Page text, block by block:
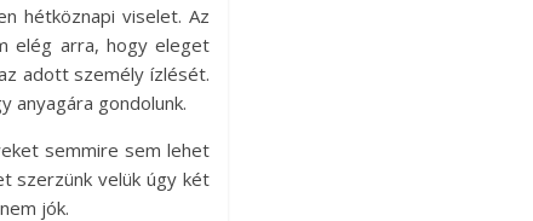
hétköznapi viselet. Az
elég arra, hogy eleget
adott személy ízlését.
anyagára gondolunk.
semmire sem lehet
szerzünk velük úgy két
jók.